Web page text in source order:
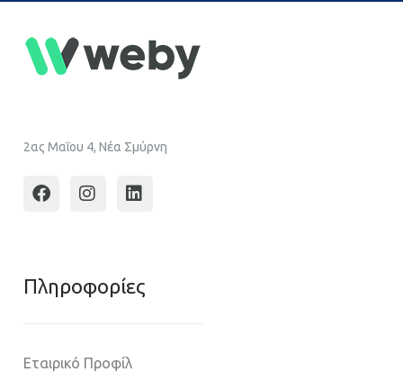
2ας Μαΐου 4, Νέα Σμύρνη
Πληροφoρίες
Εταιρικό Προφίλ